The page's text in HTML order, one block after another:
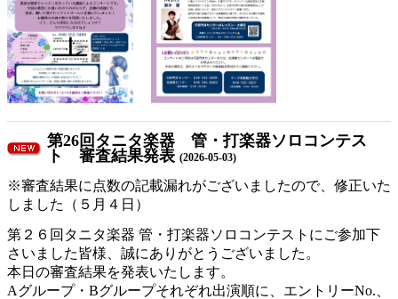
第26回タニタ楽器 管・打楽器ソロコンテス
ト 審査結果発表 (2026-05-03)
※審査結果に点数の記載漏れがございましたので、修正いた
しました（５月４日）
第２６回タニタ楽器 管・打楽器ソロコンテストにご参加下
さいました皆様、誠にありがとうございました。
本日の審査結果を発表いたします。
Aグループ・Bグループそれぞれ出演順に、エントリーNo.、